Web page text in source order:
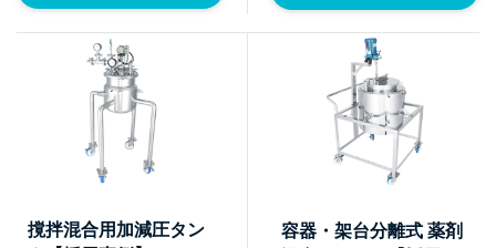
撹拌混合用加減圧タン
容器・架台分離式 薬剤